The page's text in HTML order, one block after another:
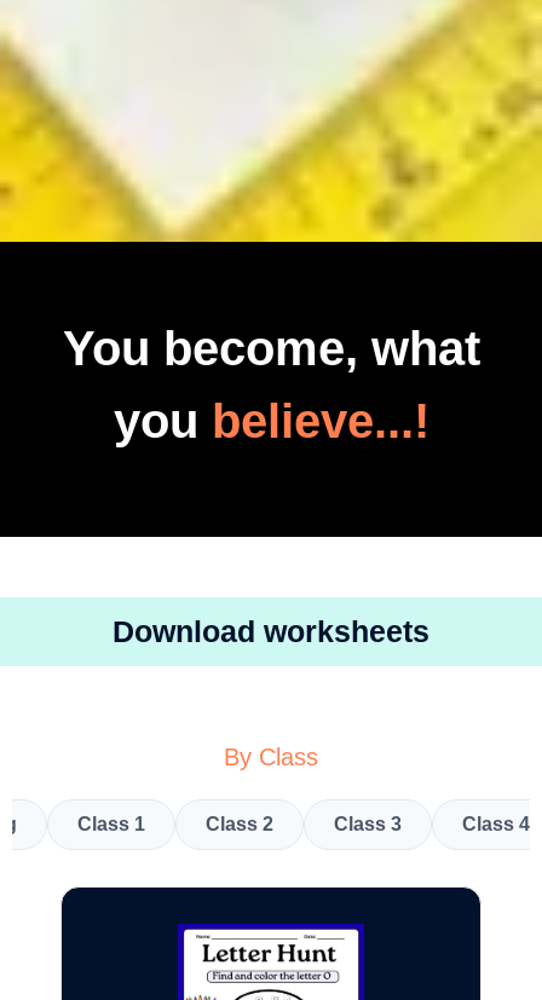
You become, what
you believe...!
Download worksheets
By Class
Class 1 Class 2 Class 3 Class 4